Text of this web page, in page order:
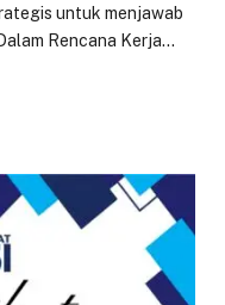
untuk menjawab
Rencana Kerja…